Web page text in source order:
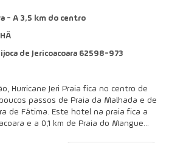
- A 3,5 km do centro
de Jericoacoara 62598-973
Hurricane Jeri Praia fica no centro de
passos de Praia da Malhada e de
hotel na praia fica a
e a 0,1 km de Praia do Mangue